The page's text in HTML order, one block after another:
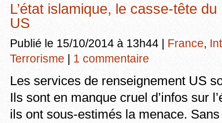
L’état islamique, le casse-tête
US
Publié le 15/10/2014 à 13h44 | France,
Terrorisme | 1 commentaire
Les services de renseignement US
Ils sont en manque cruel d’infos sur
ils ont sous-estimés la menace.